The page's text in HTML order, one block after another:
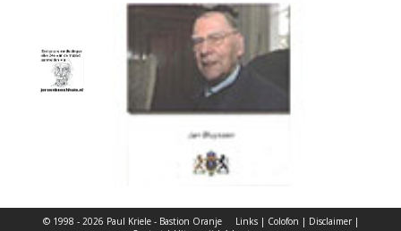
© 1998 - 2026 Paul Kriele - Bastion Oranje Links| Colofon | Disclaimer|